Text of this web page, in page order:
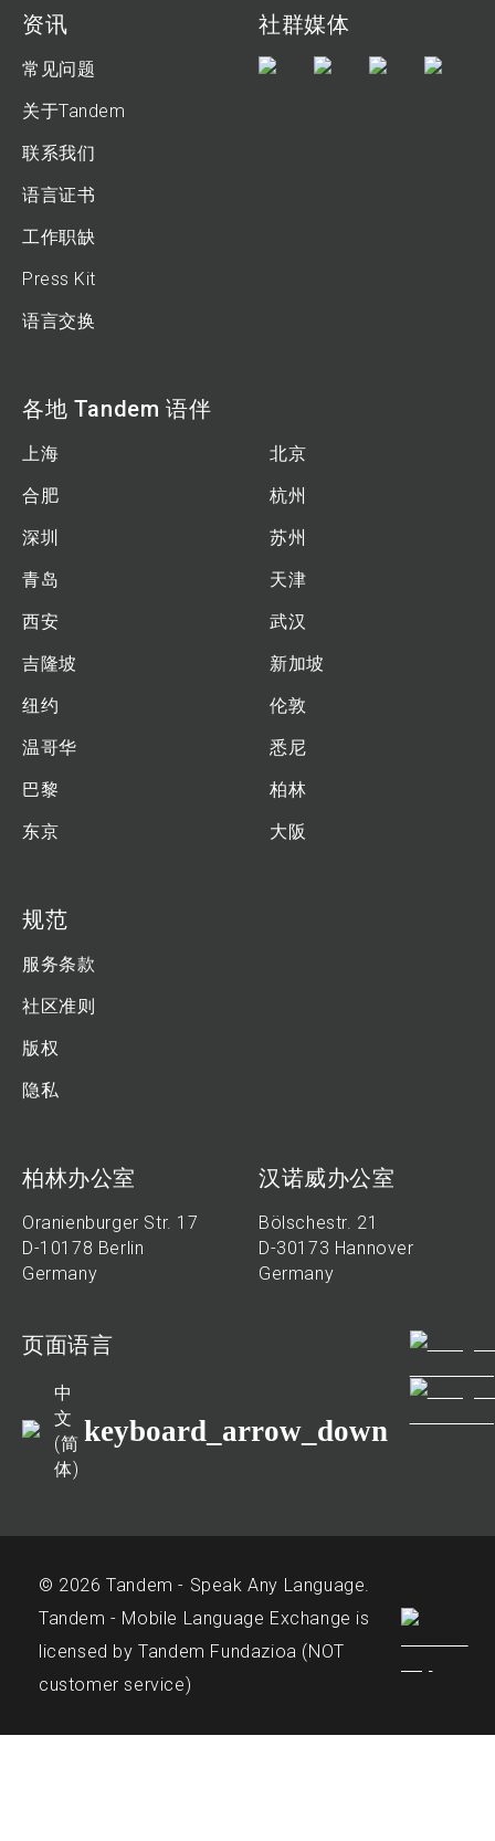
资讯
常见问题
关于Tandem
联系我们
语言证书
工作职缺
Press Kit
语言交换
社群媒体
各地 Tandem 语伴
上海
北京
合肥
杭州
深圳
苏州
青岛
天津
西安
武汉
吉隆坡
新加坡
纽约
伦敦
温哥华
悉尼
巴黎
柏林
东京
大阪
规范
服务条款
社区准则
版权
隐私
柏林办公室
Oranienburger Str. 17
D-10178 Berlin
Germany
汉诺威办公室
Bölschestr. 21
D-30173 Hannover
Germany
页面语言
中
文
(简
体)
keyboard_arrow_down
© 2026 Tandem - Speak Any Language.
Tandem - Mobile Language Exchange is
licensed by Tandem Fundazioa (NOT
customer service)